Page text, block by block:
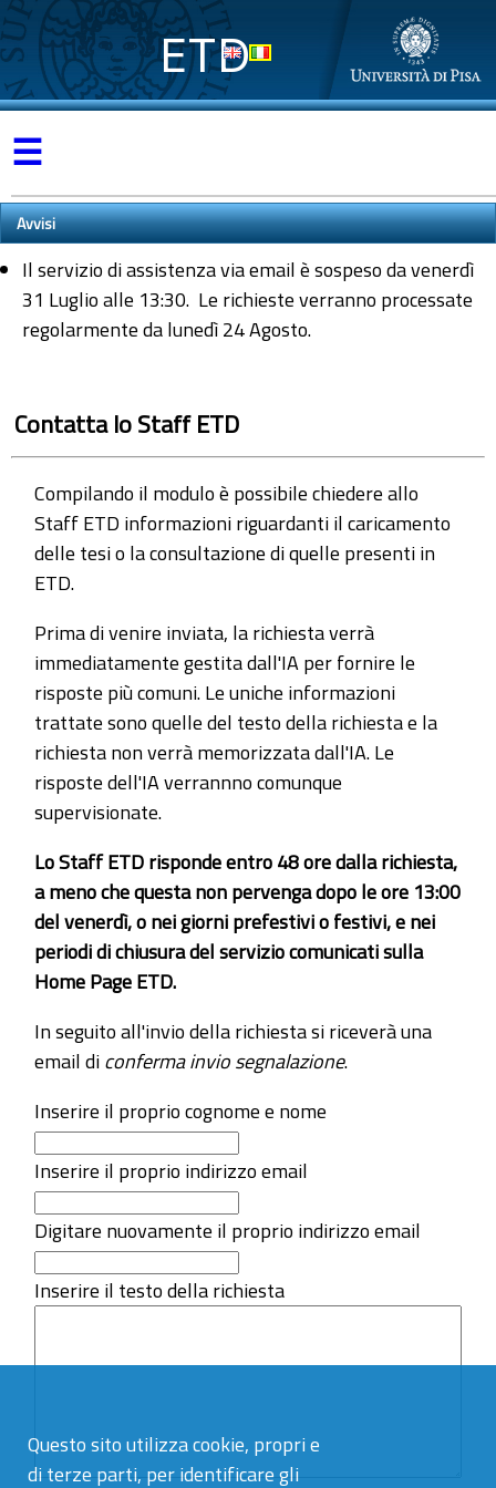
Questo sito utilizza cookie, propri e
di terze parti, per identificare gli
ETD
☰
Avvisi
Il servizio di assistenza via email è sospeso da venerdì
31 Luglio alle 13:30. Le richieste verranno processate
regolarmente da lunedì 24 Agosto.
Contatta lo Staff ETD
Compilando il modulo è possibile chiedere allo
Staff ETD informazioni riguardanti il caricamento
delle tesi o la consultazione di quelle presenti in
ETD.
Prima di venire inviata, la richiesta verrà
immediatamente gestita dall'IA per fornire le
risposte più comuni. Le uniche informazioni
trattate sono quelle del testo della richiesta e la
richiesta non verrà memorizzata dall'IA. Le
risposte dell'IA verrannno comunque
supervisionate.
Lo Staff ETD risponde entro 48 ore dalla richiesta,
a meno che questa non pervenga dopo le ore 13:00
del venerdì, o nei giorni prefestivi o festivi, e nei
periodi di chiusura del servizio comunicati sulla
Home Page ETD.
In seguito all'invio della richiesta si riceverà una
email diconferma invio segnalazione.
Inserire il proprio cognome e nome
Inserire il proprio indirizzo email
Digitare nuovamente il proprio indirizzo email
Inserire il testo della richiesta